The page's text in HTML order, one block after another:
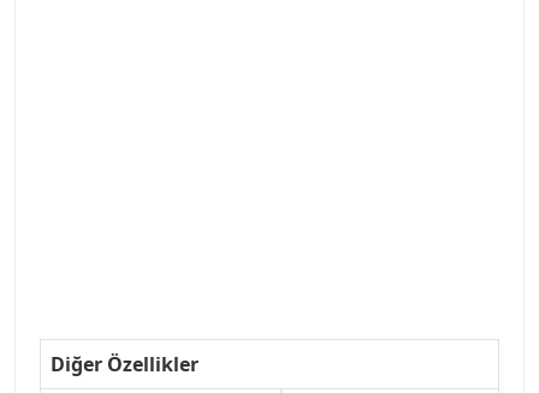
Diğer Özellikler